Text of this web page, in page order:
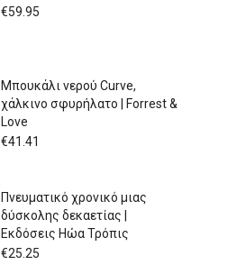
€59.95
Μπουκάλι νερού Curve,
χάλκινο σφυρήλατο | Forrest &
Love
€41.41
Πνευματικό χρονικό μιας
δύσκολης δεκαετίας |
Εκδόσεις Ηώα Τρόπις
€25.25